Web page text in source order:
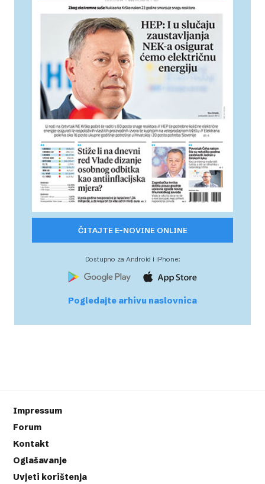
ČITAJTE E-NOVINE ONLINE
Dostupno za Android i iPhone:
Pogledajte arhivu naslovnica
Impressum
Forum
Kontakt
Oglašavanje
Uvjeti korištenja